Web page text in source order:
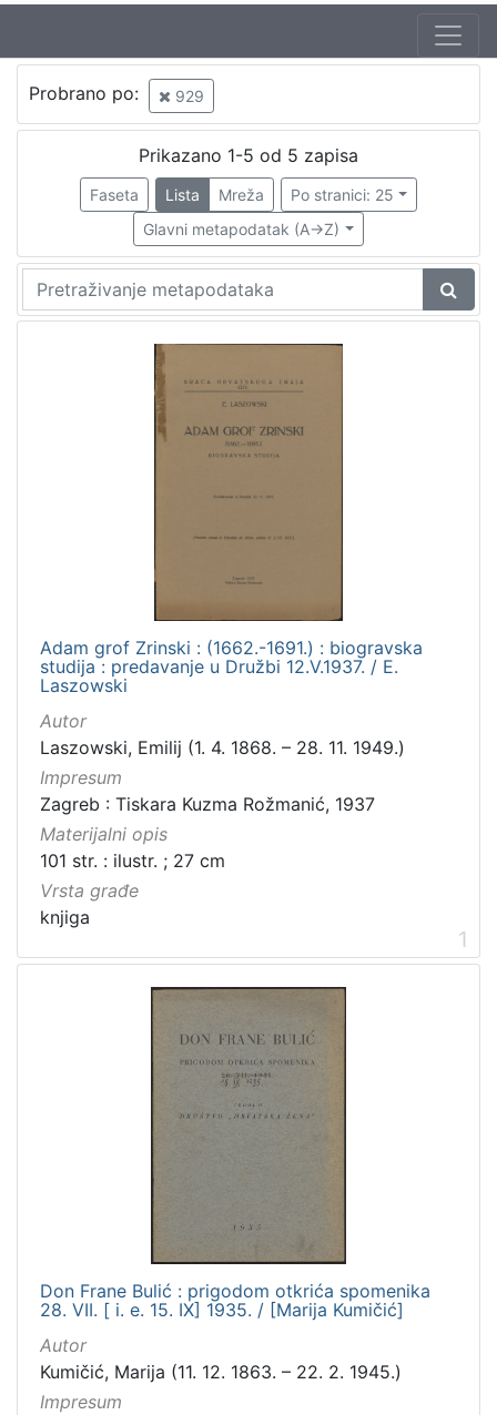
Jezik
hrvatski
Nakladnička
cjelina
Družba "Braća Hrvatskoga Zmaja"
Obitelji Šubić, Zrinski i Frankopan
Braća hrvatskoga zmaja
Probrano po: 929
Prikazano 1-5 od 5 zapisa
Faseta Lista Mreža
Po stranici: 25
Glavni metapodatak (A->Z)
Adam grof Zrinski : (1662.-1691.) : biogravska
studija : predavanje u Družbi 12.V.1937. / E.
Laszowski
Autor
Laszowski, Emilij (1. 4. 1868. – 28. 11. 1949.)
Impresum
Zagreb : Tiskara Kuzma Rožmanić, 1937
Materijalni opis
101 str. : ilustr. ; 27 cm
Vrsta građe
knjiga
1
Don Frane Bulić : prigodom otkrića spomenika
28. VII. [ i. e. 15. IX] 1935. / [Marija Kumičić]
Autor
Kumičić, Marija (11. 12. 1863. – 22. 2. 1945.)
Impresum